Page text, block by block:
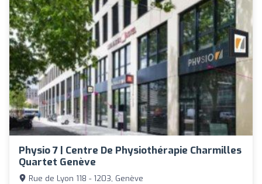
Physio 7 | Centre De Physiothérapie Charmilles
Quartet Genève
Rue de Lyon 118 - 1203, Genève